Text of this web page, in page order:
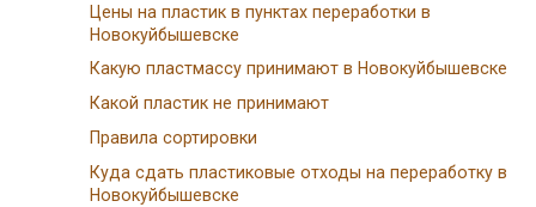
Цены на пластик в пунктах переработки в
Новокуйбышевске
Какую пластмассу принимают в Новокуйбышевске
Какой пластик не принимают
Правила сортировки
Куда сдать пластиковые отходы на переработку в
Новокуйбышевске